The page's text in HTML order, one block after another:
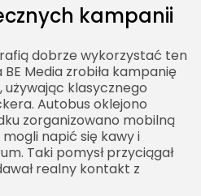
kampanii
dobrze wykorzystać ten
Media zrobiła kampanię
klasycznego
Autobus oklejono
zorganizowano mobilną
napić się kawy i
Taki pomysł przyciągał
realny kontakt z